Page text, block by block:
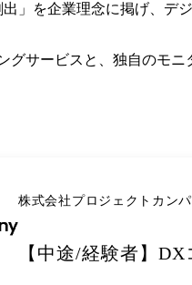
出」を企業理念に掲げ、
グサービスと、独自のモ
株式会社プロジェクトカン
【中途/経験者】